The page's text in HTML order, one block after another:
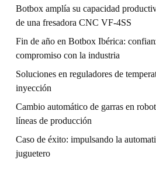
Botbox amplía su capacidad
de una fresadora CNC VF-4SS
Fin de año en Botbox Ibérica:
compromiso con la industria
Soluciones en reguladores de
inyección
Cambio automático de garras en
líneas de producción
Caso de éxito: impulsando la
juguetero